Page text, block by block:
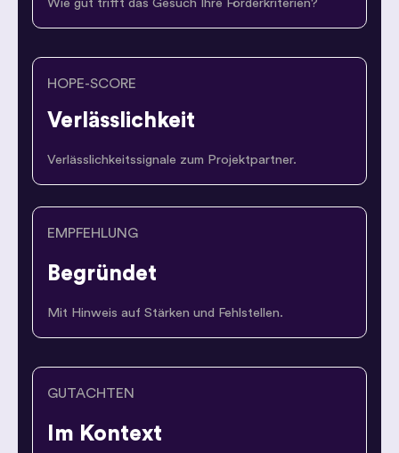
Wie gut trifft das Gesuch Ihre Förderkriterien?
HOPE-SCORE
Verlässlichkeit
Verlässlichkeitssignale zum Projektpartner.
EMPFEHLUNG
Begründet
Mit Hinweis auf Stärken und Fehlstellen.
GUTACHTEN
Im Kontext